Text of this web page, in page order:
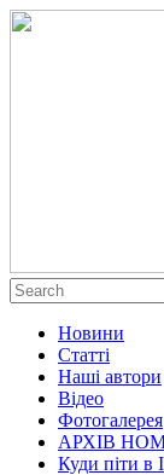
Новини
Статті
Наші автори
Відео
Фотогалерея
АРХІВ
Куди піти в